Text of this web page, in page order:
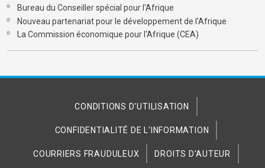
Bureau du Conseiller spécial pour l'Afrique
Nouveau partenariat pour le développement de l'Afrique
La Commission économique pour l'Afrique (CEA)
CONDITIONS D'UTILISATION
CONFIDENTIALITÉ DE L'INFORMATION
COURRIERS FRAUDULEUX DROITS D'AUTEUR